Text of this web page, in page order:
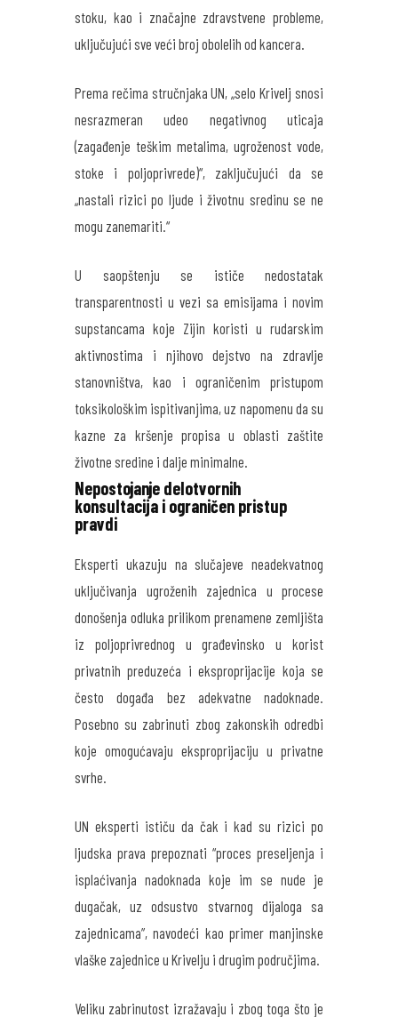
stoku, kao i značajne zdravstvene probleme,
uključujući sve veći broj obolelih od kancera.
Prema rečima stručnjaka UN, „selo Krivelj snosi
nesrazmeran udeo negativnog uticaja
(zagađenje teškim metalima, ugroženost vode,
stoke i poljoprivrede)“, zaključujući da se
„nastali rizici po ljude i životnu sredinu se ne
mogu zanemariti.“
U saopštenju se ističe nedostatak
transparentnosti u vezi sa emisijama i novim
supstancama koje Zijin koristi u rudarskim
aktivnostima i njihovo dejstvo na zdravlje
stanovništva, kao i ograničenim pristupom
toksikološkim ispitivanjima, uz napomenu da su
kazne za kršenje propisa u oblasti zaštite
životne sredine i dalje minimalne.
Nepostojanje delotvornih
konsultacija i ograničen pristup
pravdi
Eksperti ukazuju na slučajeve neadekvatnog
uključivanja ugroženih zajednica u procese
donošenja odluka prilikom prenamene zemljišta
iz poljoprivrednog u građevinsko u korist
privatnih preduzeća i eksproprijacije koja se
često događa bez adekvatne nadoknade.
Posebno su zabrinuti zbog zakonskih odredbi
koje omogućavaju eksproprijaciju u privatne
svrhe.
UN eksperti ističu da čak i kad su rizici po
ljudska prava prepoznati “proces preseljenja i
isplaćivanja nadoknada koje im se nude je
dugačak, uz odsustvo stvarnog dijaloga sa
zajednicama”, navodeći kao primer manjinske
vlaške zajednice u Krivelju i drugim područjima.
Veliku zabrinutost izražavaju i zbog toga što je